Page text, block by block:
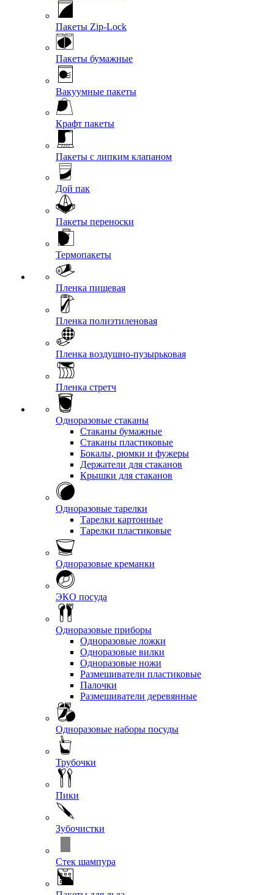
Пакеты Zip-Lock
Пакеты бумажные
Вакуумные пакеты
Крафт пакеты
Пакеты с липким клапаном
Дой пак
Пакеты переноски
Термопакеты
Пленка пищевая
Пленка полиэтиленовая
Пленка воздушно-пузырьковая
Пленка стретч
Одноразовые стаканы
Стаканы бумажные
Стаканы пластиковые
Бокалы, рюмки и фужеры
Держатели для стаканов
Крышки для стаканов
Одноразовые тарелки
Тарелки картонные
Тарелки пластиковые
Одноразовые креманки
ЭКО посуда
Одноразовые приборы
Одноразовые ложки
Одноразовые вилки
Одноразовые ножи
Размешиватели пластиковые
Палочки
Размешиватели деревянные
Одноразовые наборы посуды
Трубочки
Пики
Зубочистки
Стек шампура